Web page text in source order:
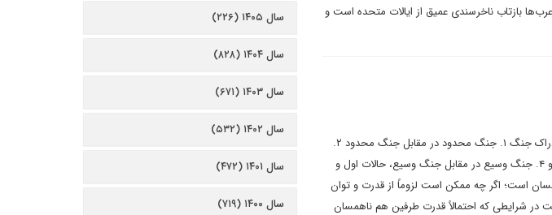
بازتاب ناخرسندی عمیق از ایالات متحده است و
سینا عمادی در یادداشتی برای دیپلماسی ایرانی می نویسد: از چهار حالت ادراک جنگ ۱. جنگ محدود در مقابل جنگ محدود ۲.
جنگ محدود در مقابل جنگ وسیع ۳. جنگ وسیع در مقابل جنگ محدود و ۴. جنگ وسیع در مقابل جنگ وسیع، حالات اول و
است؛ اگر چه ممکن است لزوماً از قدرت و توان
در شرایطی که احتمالاً قدرت طرفین هم ناهمسان
سال ۱۴۰۵ (۲۲۶)
سال ۱۴۰۴ (۸۲۸)
سال ۱۴۰۳ (۶۷۱)
سال ۱۴۰۲ (۵۳۲)
سال ۱۴۰۱ (۴۷۲)
سال ۱۴۰۰ (۷۱۹)